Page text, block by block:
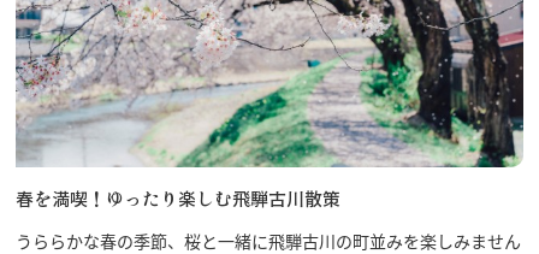
春を満喫！ゆったり楽しむ飛騨古川散策
うららかな春の季節、桜と一緒に飛騨古川の町並みを楽しみません